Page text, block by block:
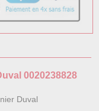
0020238828
Duval